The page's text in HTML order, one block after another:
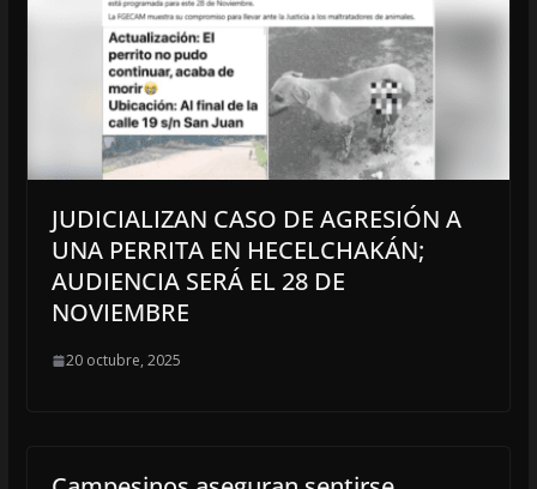
JUDICIALIZAN CASO DE AGRESIÓN A
UNA PERRITA EN HECELCHAKÁN;
AUDIENCIA SERÁ EL 28 DE
NOVIEMBRE
20 octubre, 2025